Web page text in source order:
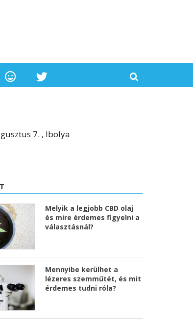
7. , Ibolya
Melyik a legjobb CBD olaj
és mire érdemes figyelni a
választásnál?
Mennyibe kerülhet a
lézeres szemműtét, és mit
érdemes tudni róla?